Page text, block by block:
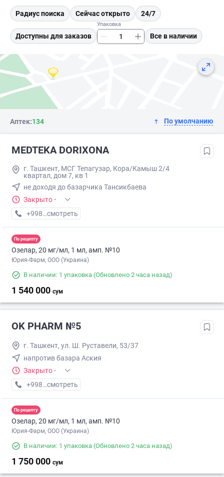
Радиус поиска Сейчас открыто 24/7
Доступны для заказов
Упаковка
Все в наличии
Аптек:134 По умолчанию
MEDTEKA DORIXONA
г. Ташкент, МСГ Тепагузар, Кора/Камыш 2/4
квартал, дом 7, кв 1
не доходя до базарчика Тансикбаева
Закрыто ·
+998 (77) XXX-XX-XX
смотреть
По рецепту
Озелар, 20 мг/мл, 1 мл, амп. №10
Юрия-Фарм, ООО (Украина)
В наличии: 1 упаковка (Обновлено 2 часа назад)
1 540 000 сум
OK PHARM №5
г. Ташкент, ул. Ш. Руставели, 53/37
напротив базара Аския
Закрыто ·
+998 (90) XXX-XX-XX
смотреть
По рецепту
Озелар, 20 мг/мл, 1 мл, амп. №10
Юрия-Фарм, ООО (Украина)
В наличии: 1 упаковка (Обновлено 2 часа назад)
1 750 000 сум